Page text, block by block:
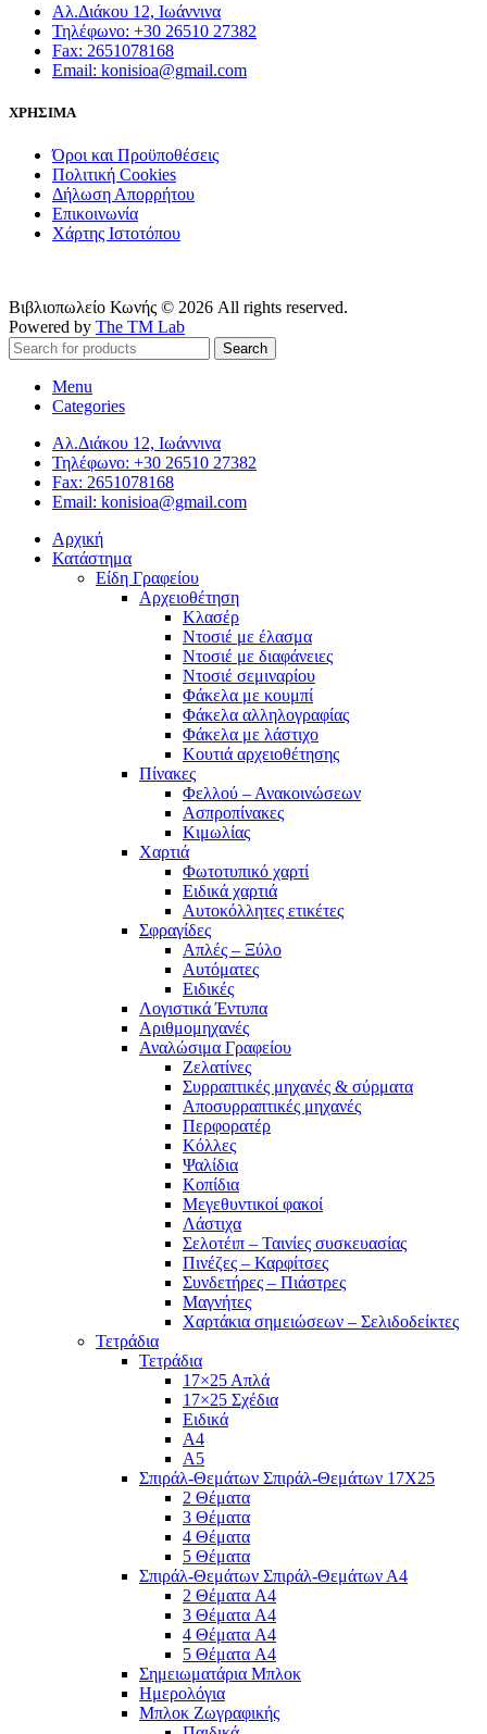
Αλ.Διάκου 12, Ιωάννινα
Τηλέφωνο: +30 26510 27382
Fax: 2651078168
Email: konisioa@gmail.com
ΧΡΗΣΙΜΑ
Όροι και Προϋποθέσεις
Πολιτική Cookies
Δήλωση Απορρήτου
Επικοινωνία
Χάρτης Ιστοτόπου
Βιβλιοπωλείο Κωνής © 2026 All rights reserved.
Powered by The TM Lab
Search
Menu
Categories
Αλ.Διάκου 12, Ιωάννινα
Τηλέφωνο: +30 26510 27382
Fax: 2651078168
Email: konisioa@gmail.com
Αρχική
Κατάστημα
Είδη Γραφείου
Αρχειοθέτηση
Κλασέρ
Ντοσιέ με έλασμα
Ντοσιέ με διαφάνειες
Ντοσιέ σεμιναρίου
Φάκελα με κουμπί
Φάκελα αλληλογραφίας
Φάκελα με λάστιχο
Κουτιά αρχειοθέτησης
Πίνακες
Φελλού – Ανακοινώσεων
Ασπροπίνακες
Κιμωλίας
Χαρτιά
Φωτοτυπικό χαρτί
Ειδικά χαρτιά
Αυτοκόλλητες ετικέτες
Σφραγίδες
Απλές – Ξύλο
Αυτόματες
Ειδικές
Λογιστικά Έντυπα
Αριθμομηχανές
Αναλώσιμα Γραφείου
Ζελατίνες
Συρραπτικές μηχανές & σύρματα
Αποσυρραπτικές μηχανές
Περφορατέρ
Κόλλες
Ψαλίδια
Κοπίδια
Μεγεθυντικοί φακοί
Λάστιχα
Σελοτέιπ – Ταινίες συσκευασίας
Πινέζες – Καρφίτσες
Συνδετήρες – Πιάστρες
Μαγνήτες
Χαρτάκια σημειώσεων – Σελιδοδείκτες
Τετράδια
Τετράδια
17×25 Απλά
17×25 Σχέδια
Ειδικά
Α4
Α5
Σπιράλ-Θεμάτων Σπιράλ-Θεμάτων 17Χ25
2 Θέματα
3 Θέματα
4 Θέματα
5 Θέματα
Σπιράλ-Θεμάτων Σπιράλ-Θεμάτων Α4
2 Θέματα A4
3 Θέματα A4
4 Θέματα A4
5 Θέματα A4
Σημειωματάρια Μπλοκ
Ημερολόγια
Μπλοκ Ζωγραφικής